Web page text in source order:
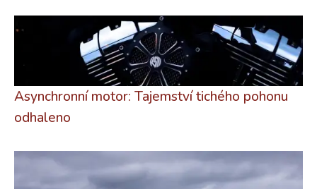
Asynchronní motor: Tajemství tichého pohonu
odhaleno